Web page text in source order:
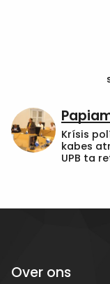
Krísis
kabes
UPB ta
Over ons